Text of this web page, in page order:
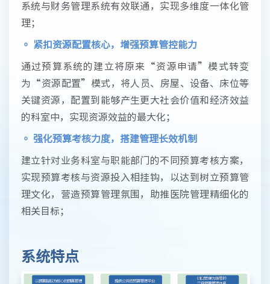
系统与财务管理系统有效联通，实现多维度一体化管
理；
◦ 紧扣资源配置核心，增强预算管控能力
通过预算系统的建立将原来“资源申请”模式转变
为“资源配置”模式，将人员、房屋、设备、床位等
关键资源，配置到能够产生更大社会价值和经济效益
的科室中，实现资源效益的最大化；
◦ 强化预算考核力度，搭建管理长效机制
建立针对业务科室与职能部门的不同预算考核方案，
实现预算考核与资源投入相挂钩，以达到树立预算管
理文化，营造预算管理氛围，助推医院管理精细化的
相关目标；
系统特点